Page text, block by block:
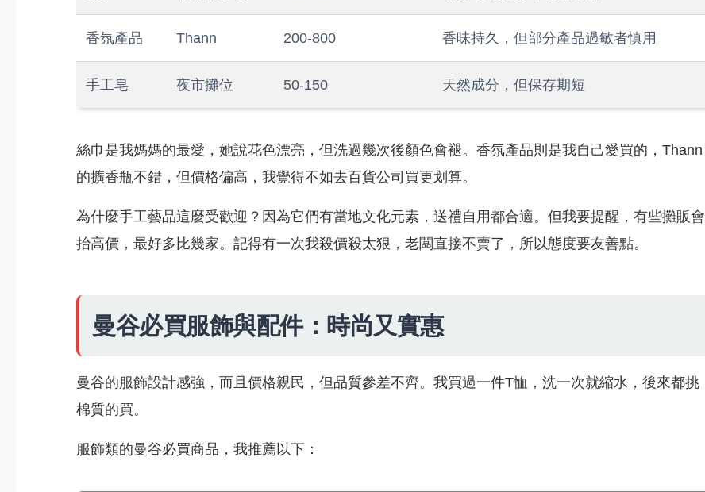
香氛產品 Thann 200-800 香味持久，但部分產品過敏者慎用
手工皂 夜市攤位 50-150 天然成分，但保存期短
絲巾是我媽媽的最愛，她說花色漂亮，但洗過幾次後顏色會褪。香氛產品則是我自己愛買的，Thann
的擴香瓶不錯，但價格偏高，我覺得不如去百貨公司買更划算。
為什麼手工藝品這麼受歡迎？因為它們有當地文化元素，送禮自用都合適。但我要提醒，有些攤販會
抬高價，最好多比幾家。記得有一次我殺價殺太狠，老闆直接不賣了，所以態度要友善點。
曼谷必買服飾與配件：時尚又實惠
曼谷的服飾設計感強，而且價格親民，但品質參差不齊。我買過一件T恤，洗一次就縮水，後來都挑
棉質的買。
服飾類的曼谷必買商品，我推薦以下：